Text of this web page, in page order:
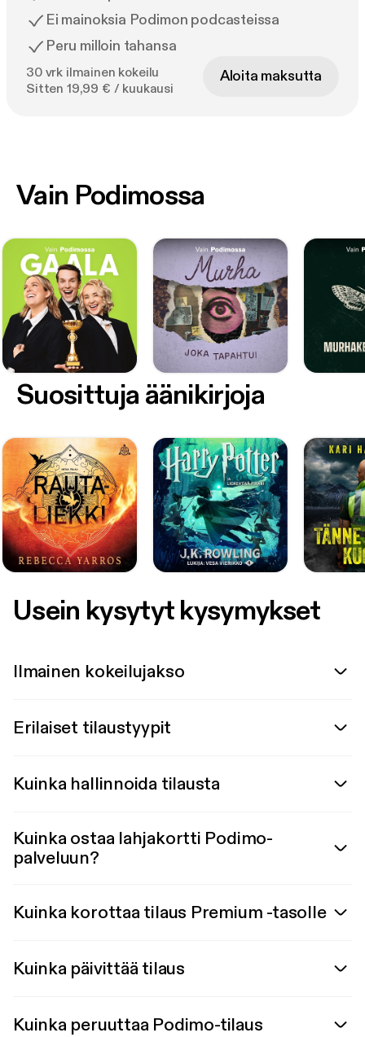
Ei mainoksia Podimon podcasteissa
Peru milloin tahansa
30 vrk ilmainen kokeilu
Sitten 19,99 € / kuukausi
Aloita maksutta
Vain Podimossa
Suosittuja äänikirjoja
Usein kysytyt kysymykset
Ilmainen kokeilujakso
Erilaiset tilaustyypit
Kuinka hallinnoida tilausta
Kuinka ostaa lahjakortti Podimo-
palveluun?
Kuinka korottaa tilaus Premium -tasolle
Kuinka päivittää tilaus
Kuinka peruuttaa Podimo-tilaus